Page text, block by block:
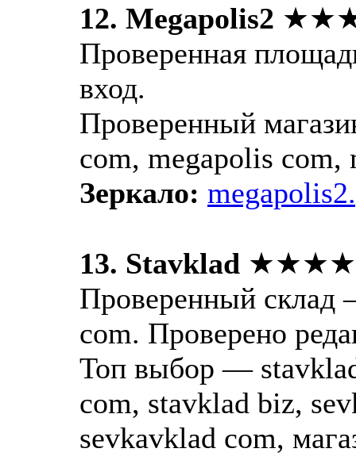
12. Megapolis2
Проверенная
вход.
Проверенный
com, megapolis com,
Зеркало:
13. Stavklad
Проверенный склад
com. Проверено
Топ выбор —
com, stavklad biz,
sevkavklad com,